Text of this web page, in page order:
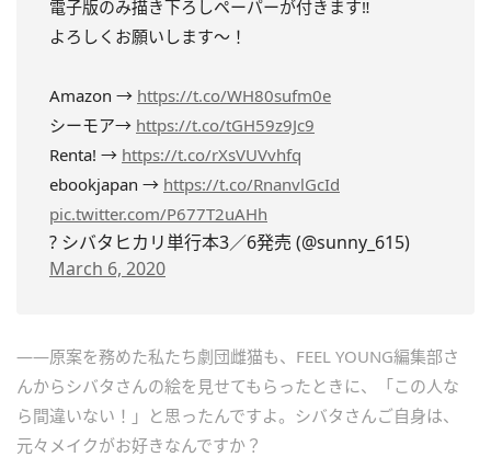
電子版のみ描き下ろしペーパーが付きます‼️
よろしくお願いします～！
Amazon → https://t.co/WH80sufm0e
シーモア→ https://t.co/tGH59z9Jc9
Renta! → https://t.co/rXsVUVvhfq
ebookjapan → https://t.co/RnanvlGcId
pic.twitter.com/P677T2uAHh
? シバタヒカリ単行本3／6発売 (@sunny_615)
March 6, 2020
――原案を務めた私たち劇団雌猫も、FEEL YOUNG編集部さ
んからシバタさんの絵を見せてもらったときに、「この人な
ら間違いない！」と思ったんですよ。シバタさんご自身は、
元々メイクがお好きなんですか？